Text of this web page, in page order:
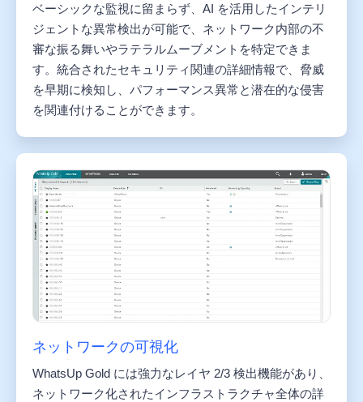
ベーシックな監視に留まらず、AI を活用したインテリ
ジェントな異常検出が可能で、ネットワーク内部の不
審な振る舞いやラテラルムーブメントを特定できま
す。統合されたセキュリティ関連の詳細情報で、脅威
を早期に検知し、パフォーマンス異常と潜在的な侵害
を関連付けることができます。
ネットワークの可視化
WhatsUp Gold には強力なレイヤ 2/3 検出機能があり、
ネットワーク化されたインフラストラクチャ全体の詳